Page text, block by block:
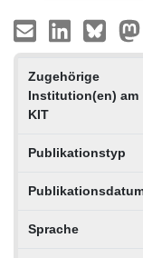
Zugehörige
Institution(en) am
KIT
Publikationstyp
Sprache